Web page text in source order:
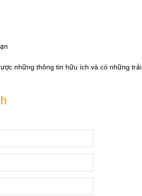
những thông tin hữu ích và có những trải